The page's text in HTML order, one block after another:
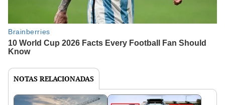
NOTAS RELACIONADAS